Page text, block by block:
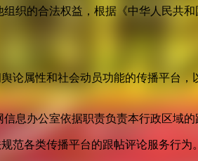
织的合法权益，根据《中华人民共
属性和社会动员功能的传播平台
息办公室依据职责负责本行政区域
范各类传播平台的跟帖评论服务行为